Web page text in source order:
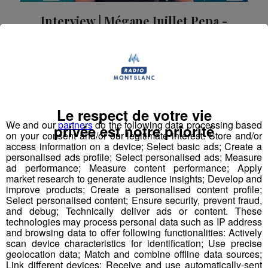
Interview | Mégane Juillet Pepa -
Mégane Juillet Pepa, chargée de l'organisation du
Festival Les Enfants d'Abord à Sallanches, était notre
invitée sur Radio Mont Blanc.
We and ourpartnersdo the following data processing based
on your consent and/or our legitimate interest: Store and/or
access information on a device; Select basic ads; Create a
personalised ads profile; Select personalised ads; Measure
ad performance; Measure content performance; Apply
market research to generate audience insights; Develop and
improve products; Create a personalised content profile;
Select personalised content; Ensure security, prevent fraud,
and debug; Technically deliver ads or content. These
technologies may process personal data such as IP address
and browsing data to offer following functionalities: Actively
scan device characteristics for identification; Use precise
geolocation data; Match and combine offline data sources;
Link different devices; Receive and use automatically-sent
Le respect de votre vie
privée est notre priorité